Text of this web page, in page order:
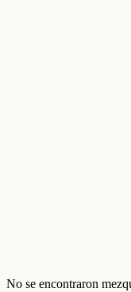
No se encontraron